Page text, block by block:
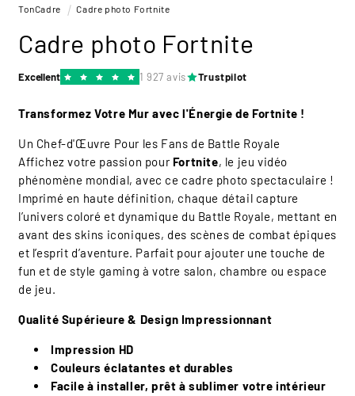
fenêtre
TonCadre Cadre photo Fortnite
Cadre photo Fortnite
Excellent 1 927 avis Trustpilot
Transformez Votre Mur avec l'Énergie de Fortnite !
Un Chef-d'Œuvre Pour les Fans de Battle Royale
Affichez votre passion pour Fortnite, le jeu vidéo
phénomène mondial, avec ce cadre photo spectaculaire !
Imprimé en haute définition, chaque détail capture
l’univers coloré et dynamique du Battle Royale, mettant en
avant des skins iconiques, des scènes de combat épiques
et l’esprit d’aventure. Parfait pour ajouter une touche de
fun et de style gaming à votre salon, chambre ou espace
de jeu.
Qualité Supérieure & Design Impressionnant
Impression HD
Couleurs éclatantes et durables
Facile à installer, prêt à sublimer votre intérieur